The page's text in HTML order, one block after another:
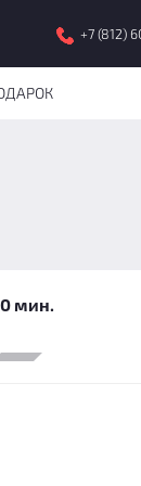
+7 (812)
0 мин.